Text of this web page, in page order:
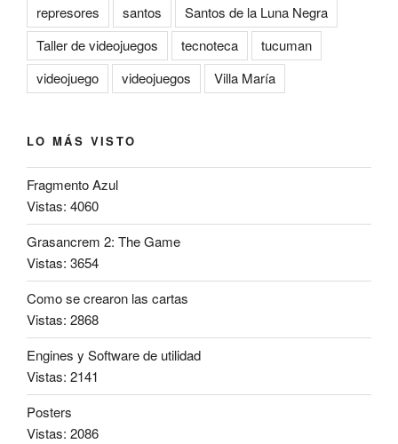
represores santos
Santos de la Luna Negra
Taller de videojuegos
tecnoteca
tucuman
videojuego
videojuegos Villa María
LO MÁS VISTO
Fragmento Azul
Vistas: 4060
Grasancrem 2: The Game
Vistas: 3654
Como se crearon las cartas
Vistas: 2868
Engines y Software de utilidad
Vistas: 2141
Posters
Vistas: 2086